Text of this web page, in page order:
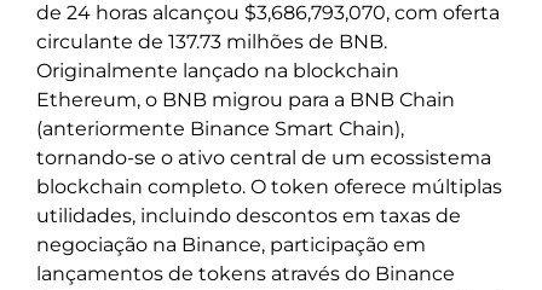
de 24 horas alcançou $3,686,793,070, com oferta
circulante de 137.73 milhões de BNB.
Originalmente lançado na blockchain
Ethereum, o BNB migrou para a BNB Chain
(anteriormente Binance Smart Chain),
tornando-se o ativo central de um ecossistema
blockchain completo. O token oferece múltiplas
utilidades, incluindo descontos em taxas de
negociação na Binance, participação em
lançamentos de tokens através do Binance